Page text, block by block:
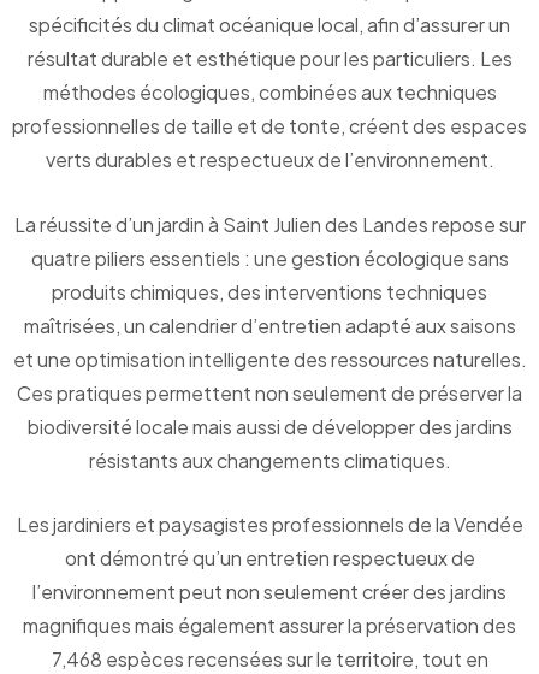
spécificités du climat océanique local, afin d’assurer un
résultat durable et esthétique pour les particuliers. Les
méthodes écologiques, combinées aux techniques
professionnelles de taille et de tonte, créent des espaces
verts durables et respectueux de l’environnement.
La réussite d’un jardin à Saint Julien des Landes repose sur
quatre piliers essentiels : une gestion écologique sans
produits chimiques, des interventions techniques
maîtrisées, un calendrier d’entretien adapté aux saisons
et une optimisation intelligente des ressources naturelles.
Ces pratiques permettent non seulement de préserver la
biodiversité locale mais aussi de développer des jardins
résistants aux changements climatiques.
Les jardiniers et paysagistes professionnels de la Vendée
ont démontré qu’un entretien respectueux de
l’environnement peut non seulement créer des jardins
magnifiques mais également assurer la préservation des
7,468 espèces recensées sur le territoire, tout en